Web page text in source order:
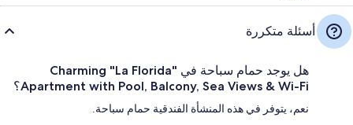
أسئلة متكررة
هل يوجد حمام سباحة في Charming "La Florida"
Apartment with Pool, Balcony, Sea Views & Wi-Fi؟
نعم، يتوفر في هذه المنشأة الفندقية حمام سباحة.